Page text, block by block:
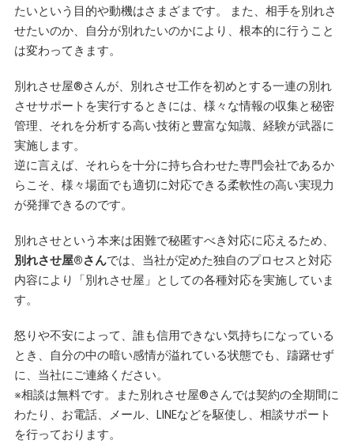
たいという目的や動機はさまざまです。 また、相手を別れさ
せたいのか、自分が別れたいのかにより、根本的に行うこと
は変わってきます。
別れさせ屋®さんが、別れさせ工作を初めとする一連の別れ
させサポートを実行するときには、様々な情報の収集と秘密
管理、それを分析する高い技術と豊富な知識、経験が武器に
実施します。
逆に言えば、それらを十分に持ち合わせた専門会社であるか
らこそ、様々場面でも適切に対応できる柔軟性の高い実現力
が発揮できるのです。
別れさせという本来は困難で秘匿すべき対応に応えるため、
別れさせ屋®さんでは、当社が定めた独自のプロセスと対応
内容により「別れさせ屋」としての各種対応を実施していま
す。
怒りや不安によって、誰も信用できない気持ちになっている
とき、自分の中の暗い感情が溢れている状態でも、躊躇せず
に、当社にご連絡ください。
※相談は無料です。また別れさせ屋®さんでは契約の全期間に
わたり、お電話、メール、LINEなどを駆使し、相談サポート
を行っております。